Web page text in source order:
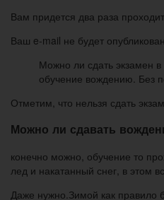
Вам придется два раза
Ваш e-mail не будет
Можно ли сдать экзамен
обучение вождению. Без
Отметим, что нельзя сдать
Можно ли сдавать
конечно можно, обучение то
лед и накатанный снег, в этом
Даже нужно.Зимой как правило